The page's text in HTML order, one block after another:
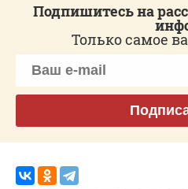
Подпишитесь на
Только самое